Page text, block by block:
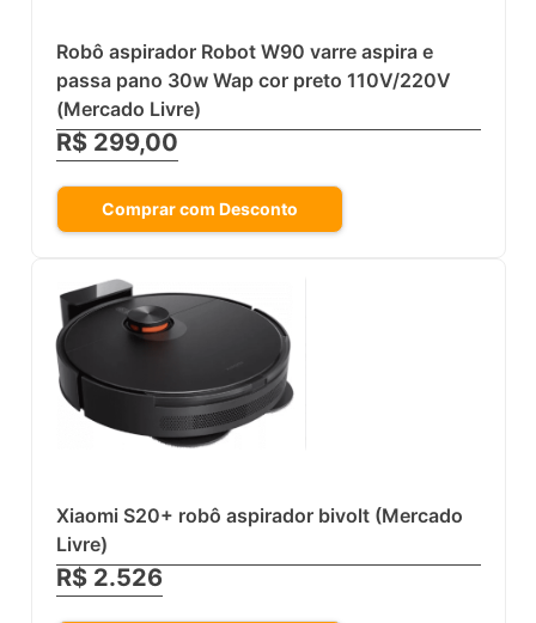
Robô aspirador Robot W90 varre aspira e
passa pano 30w Wap cor preto 110V/220V
(Mercado Livre)
R$ 299,00
Comprar com Desconto
Xiaomi S20+ robô aspirador bivolt (Mercado
Livre)
R$ 2.526